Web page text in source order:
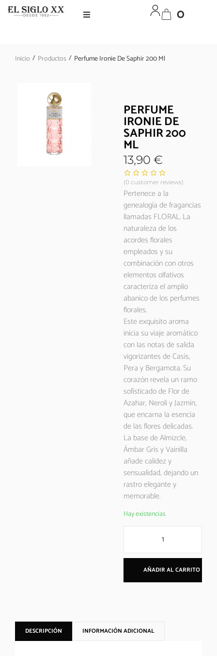
0
Inicio / Productos / Perfume Ironie De Saphir 200 Ml
PERFUME
IRONIE DE
SAPHIR 200
ML
13,90€
(0 customer reviews)
Pertenece a la
genealogía de fragancias
llamadas FLORAL. La
naturaleza de los
acordes florales
empleados y su
combinación con otros
elementos olfativos
caracteriza el amplio
abanico de los perfumes
florales.
Este exquisito aroma
inicia su viaje aromático
con las notas de salida
vigorizantes de Casis,
Pera y Bergamota. Su
corazón revela un ramo
sofisticado de Flor de
Azahar, Neroli y Jazmín,
que encarna la esencia
de las flores delicadas.
La base de Almizcle,
Ámbar Gris y Vainilla
añade calidez y
sensualidad, dejando un
rastro elegante y
memorable.
Hay existencias
AÑADIR AL CARRITO
DESCRIPCIÓN INFORMACIÓN ADICIONAL